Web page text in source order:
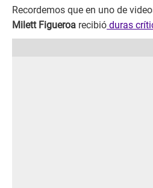
Recordemos que en uno de
Milett Figueroa recibió duras